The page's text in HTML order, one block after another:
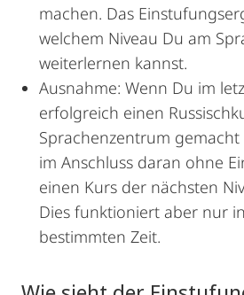
machen. Das
welchem Niveau Du am
weiterlernen kannst.
Ausnahme: Wenn Du im
erfolgreich einen
Sprachenzentrum
im Anschluss daran ohne
einen Kurs der nächsten
Dies funktioniert aber nur
bestimmten Zeit.